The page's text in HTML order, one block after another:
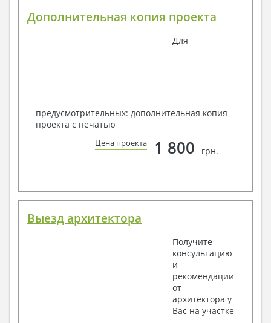
Дополнительная копия проекта
Для
предусмотрительных: дополнительная копия
проекта с печатью
Цена проекта 1 800 грн.
Выезд архитектора
Получите
консультацию
и
рекомендации
от
архитектора у
Вас на участке